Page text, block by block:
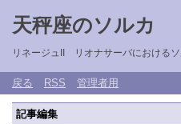
天秤座のソルカ
リネージュII リオナサーバにおける
戻る RSS 管理者用
記事編集